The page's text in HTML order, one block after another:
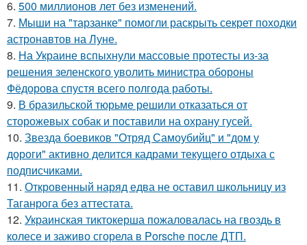
6. 500 миллионов лет без изменений.
7. Мыши на "тарзанке" помогли раскрыть секрет походки
астронавтов на Луне.
8. На Украине вспыхнули массовые протесты из-за
решения зеленского уволить министра обороны
Фёдорова спустя всего полгода работы.
9. В бразильской тюрьме решили отказаться от
сторожевых собак и поставили на охрану гусей.
10. Звезда боевиков "Отряд Самоубийц" и "дом у
дороги" активно делится кадрами текущего отдыха с
подписчиками.
11. Откровенный наряд едва не оставил школьницу из
Таганрога без аттестата.
12. Украинская тиктокерша пожаловалась на гвоздь в
колесе и заживо сгорела в Porsche после ДТП.